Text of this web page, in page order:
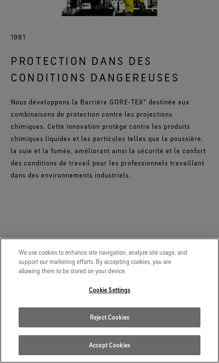
1981
PROTECTION DANS DES
CONDITIONS DANGEREUSES
Nous développons la Barrière GORE‑TEX® destinée aux
combinaisons de protection contre les projections
chimiques. Cette innovation protège contre les produits
chimiques liquides et les particules telles que la poussière,
la suie et la fumée, améliorant ainsi la sécurité et le confort
des conditions de travail pour les professionnels travaillant
dans des environnements industriels.
We use cookies to enhance site navigation, analyze site usage, and
support our marketing efforts. By accepting cookies, you are
allowing them to be stored on your device.
Cookie Settings
Reject Cookies
Accept Cookies